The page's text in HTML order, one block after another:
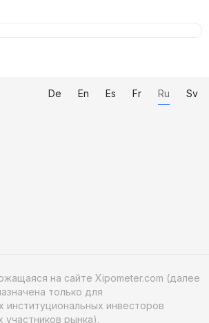
De En Es Fr Ru Sv
на сайте Xipometer.com (далее
только для
институциональных инвесторов
участников рынка).